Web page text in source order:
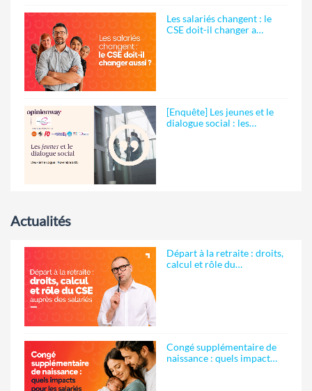
Les salariés changent : le
CSE doit-il changer a…
[Enquête] Les jeunes et le
dialogue social : les…
Actualités
Départ à la retraite : droits,
calcul et rôle du…
Congé supplémentaire de
naissance : quels impact…